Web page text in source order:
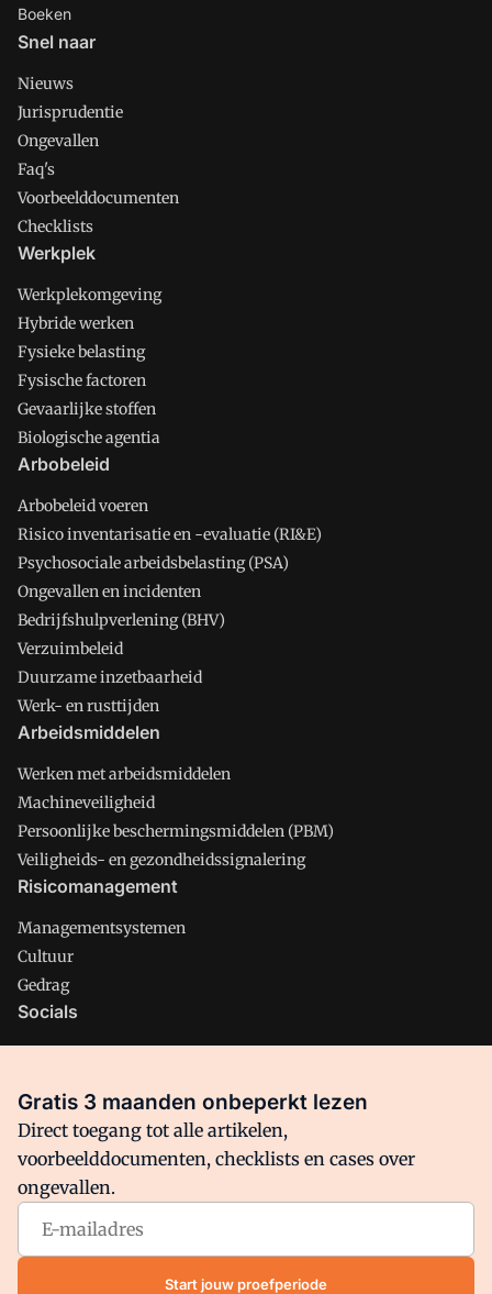
Boeken
Snel naar
Nieuws
Jurisprudentie
Ongevallen
Faq's
Voorbeelddocumenten
Checklists
Werkplek
Werkplekomgeving
Hybride werken
Fysieke belasting
Fysische factoren
Gevaarlijke stoffen
Biologische agentia
Arbobeleid
Arbobeleid voeren
Risico inventarisatie en -evaluatie (RI&E)
Psychosociale arbeidsbelasting (PSA)
Ongevallen en incidenten
Bedrijfshulpverlening (BHV)
Verzuimbeleid
Duurzame inzetbaarheid
Werk- en rusttijden
Arbeidsmiddelen
Werken met arbeidsmiddelen
Machineveiligheid
Persoonlijke beschermingsmiddelen (PBM)
Veiligheids- en gezondheidssignalering
Risicomanagement
Managementsystemen
Cultuur
Gedrag
Socials
Facebook
Arbo is onderdeel van VMN media. Lees inons manifestwaar
VMN media voor staat. Op gebruik van deze site zijn de
volgende regelingen van toepassing:Algemene Voorwaarden
Privacy en Cookie beleid|Privacy instellingen
Gratis 3 maanden onbeperkt lezen
Direct toegang tot alle artikelen,
voorbeelddocumenten, checklists en cases over
ongevallen.
Start jouw proefperiode